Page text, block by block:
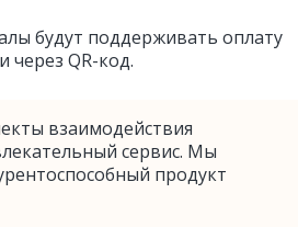
будут поддерживать оплату
через QR-код.
взаимодействия
сервис. Мы
продукт